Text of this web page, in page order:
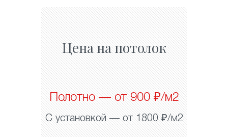
Цена на потолок
Полотно — от 900 ₽/м2
С установкой — от 1800 ₽/м2